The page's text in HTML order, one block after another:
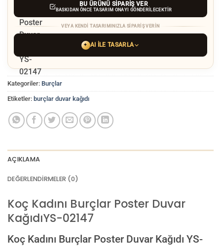
BU ÜRÜNÜ SIPARIŞ VER
BASKIDAN ÖNCE TASARIM ONAYI GÖNDERILECEKTIR
VEYA KENDI TASARIMINIZLA SIPARIŞ VERIN
✦ AI ILE TASARLA
ChatGPT
baskı kalitesine yükseltip
üretim yaparız.
GÖRSEL LINKI
E-posta ile de gönderebilirsiniz:
NOTLAR
Kategoriler: Burçlar
Etiketler: burçlar duvar kağıdı
AÇIKLAMA
DEĞERLENDIRMELER (0)
Koç Kadını Burçlar Poster Duvar
KağıdıYS-02147
Koç Kadını Burçlar Poster Duvar Kağıdı YS-